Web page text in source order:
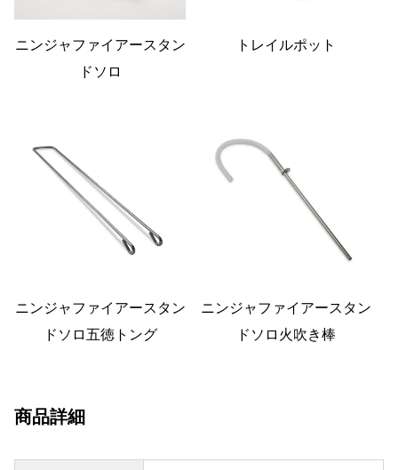
ニンジャファイアースタン
ドソロ
トレイルポット
ニンジャファイアースタン
ドソロ五徳トング
ニンジャファイアースタン
ドソロ火吹き棒
商品詳細